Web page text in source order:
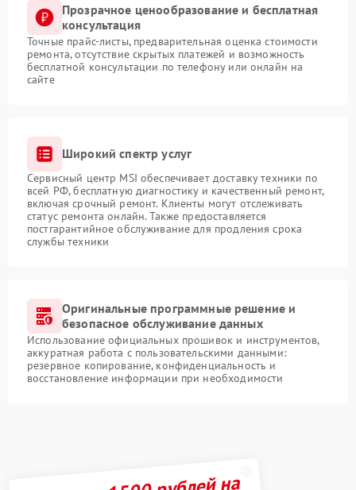
Прозрачное ценообразование и бесплатная
консультация
Точные прайс-листы, предварительная оценка стоимости
ремонта, отсутствие скрытых платежей и возможность
бесплатной консультации по телефону или онлайн на
сайте
Широкий спектр услуг
Сервисный центр MSI обеспечивает доставку техники по
всей РФ, бесплатную диагностику и качественный ремонт,
включая срочный ремонт. Клиенты могут отслеживать
статус ремонта онлайн. Также предоставляется
постгарантийное обслуживание для продления срока
службы техники
Оригинальные программные решение и
безопасное обслуживание данных
Использование официальных прошивок и инструментов,
аккуратная работа с пользовательскими данными:
резервное копирование, конфиденциальность и
восстановление информации при необходимости